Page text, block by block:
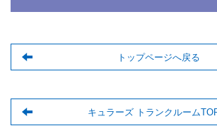
トップページへ戻る
キュラーズ トランクルーム